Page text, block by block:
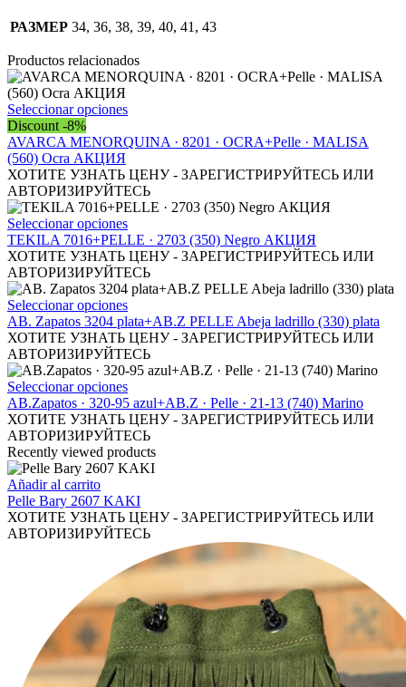
РАЗМЕР 34, 36, 38, 39, 40, 41, 43
Productos relacionados
Seleccionar opcionesEste
tiene
variantes.
Las
opciones
se
pueden
elegir
en
la
página
de
producto
Discount -8%
AVARCA MENORQUINA · 8201 · OCRA+Pelle · MALISA
(560) Ocra АКЦИЯ
ХОТИТЕ УЗНАТЬ ЦЕНУ - ЗАРЕГИСТРИРУЙТЕСЬ ИЛИ
АВТОРИЗИРУЙТЕСЬ
Seleccionar opcionesEste
producto
tiene
múltiples
variantes.
Las
opciones
se
pueden
elegir
en
la
página
de
producto
TEKILA 7016+PELLE · 2703 (350) Negro АКЦИЯ
ХОТИТЕ УЗНАТЬ ЦЕНУ - ЗАРЕГИСТРИРУЙТЕСЬ ИЛИ
АВТОРИЗИРУЙТЕСЬ
Seleccionar opcionesEste
producto
tiene
múltiples
variantes.
Las
opciones
se
pueden
elegir
en
página
de
producto
AB. Zapatos 3204 plata+AB.Z PELLE Abeja ladrillo (330) plata
ХОТИТЕ УЗНАТЬ ЦЕНУ - ЗАРЕГИСТРИРУЙТЕСЬ ИЛИ
АВТОРИЗИРУЙТЕСЬ
Seleccionar opcionesEste
producto
tiene
múltiples
variantes.
Las
se
pueden
elegir
la
de
producto
AB.Zapatos · 320-95 azul+AB.Z · Pelle · 21-13 (740) Marino
ХОТИТЕ УЗНАТЬ ЦЕНУ - ЗАРЕГИСТРИРУЙТЕСЬ ИЛИ
АВТОРИЗИРУЙТЕСЬ
Recently viewed products
Añadir al carrito
Pelle Bary 2607 KAKI
ХОТИТЕ УЗНАТЬ ЦЕНУ - ЗАРЕГИСТРИРУЙТЕСЬ ИЛИ
АВТОРИЗИРУЙТЕСЬ